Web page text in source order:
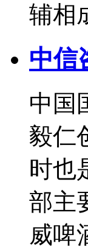
辅相
中信
中国
毅仁
时也
部主
威啤